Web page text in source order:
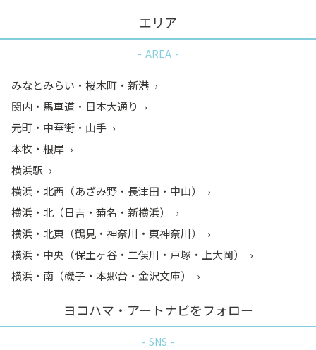
エリア
AREA
みなとみらい・桜木町・新港
関内・馬車道・日本大通り
元町・中華街・山手
本牧・根岸
横浜駅
横浜・北西（あざみ野・長津田・中山）
横浜・北（日吉・菊名・新横浜）
横浜・北東（鶴見・神奈川・東神奈川）
横浜・中央（保土ヶ谷・二俣川・戸塚・上大岡）
横浜・南（磯子・本郷台・金沢文庫）
ヨコハマ・アートナビをフォロー
SNS